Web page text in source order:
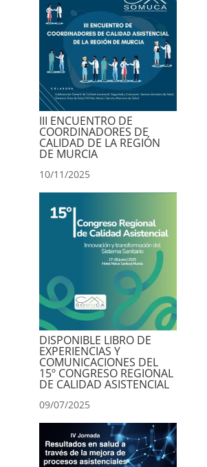
III ENCUENTRO DE
COORDINADORES DE
CALIDAD DE LA REGIÓN
DE MURCIA
10/11/2025
DISPONIBLE LIBRO DE
EXPERIENCIAS Y
COMUNICACIONES DEL
15º CONGRESO REGIONAL
DE CALIDAD ASISTENCIAL
09/07/2025